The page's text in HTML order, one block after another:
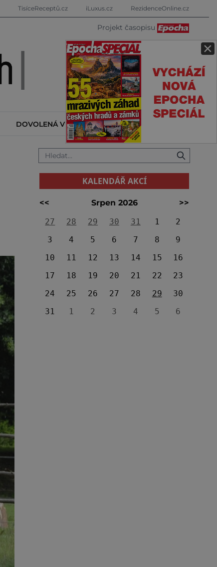
×
TisíceReceptů.cz iLuxus.cz RezidenceOnline.cz
Projekt časopisu
DOVOLENÁ V ZAHRANIČÍ KALENDÁŘ AKCÍ
KALENDÁŘ AKCÍ
<< Srpen 2026
>>
27
28 29 30 31 1
2
3
4 5 6 7 8
9
10
11 12 13 14 15
16
17
18 19 20 21 22
23
24
25 26 27 28 29
30
31
1 2 3 4 5 6